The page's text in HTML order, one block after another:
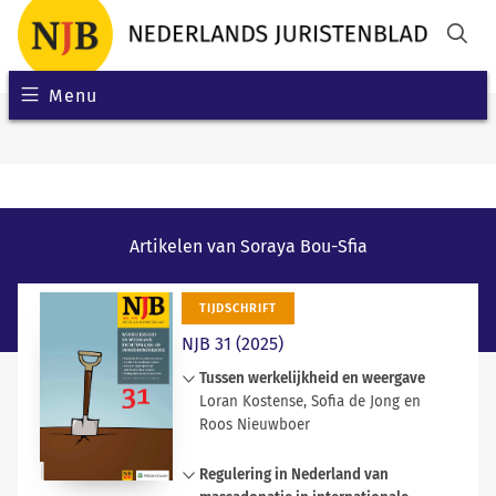
Menu
Artikelen van Soraya Bou-Sfia
TIJDSCHRIFT
NJB 31 (2025)
Tussen werkelijkheid en weergave
Loran Kostense, Sofia de Jong en
Roos Nieuwboer
van de rechtspraktijk is
Regulering in Nederland van